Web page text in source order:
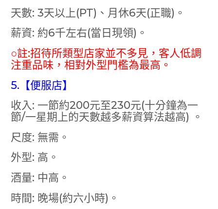
天數: 3天以上(PT)、月休6天(正職)。
薪資: 約6千左右(當日現領)。
○註:招待所類型店家並不多見，客人低調
注重品味，相對外型門檻為最高。
5.【便服店】
收入: 一節約200元至230元(十分鐘為一
節/一星期上的天數越多薪資算法越高) 。
尺度: 無需。
外型: 高。
酒量: 中高。
時間: 晚場(約六小時)。